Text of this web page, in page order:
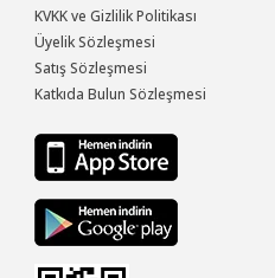
KVKK ve Gizlilik Politikası
Üyelik Sözleşmesi
Satış Sözleşmesi
Katkıda Bulun Sözleşmesi